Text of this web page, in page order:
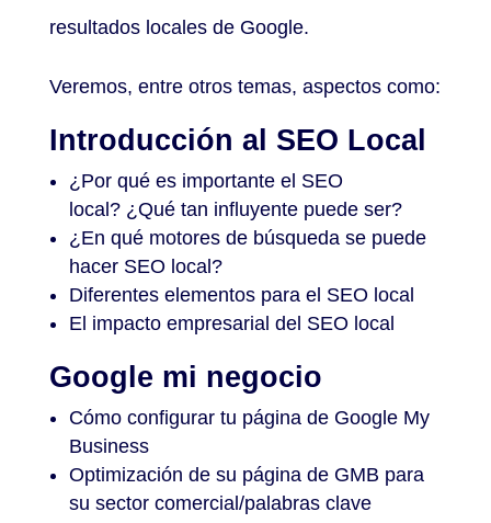
resultados locales de Google.
Veremos, entre otros temas, aspectos como:
Introducción al SEO Local
¿Por qué es importante el SEO
local? ¿Qué tan influyente puede ser?
¿En qué motores de búsqueda se puede
hacer SEO local?
Diferentes elementos para el SEO local
El impacto empresarial del SEO local
Google mi negocio
Cómo configurar tu página de Google My
Business
Optimización de su página de GMB para
su sector comercial/palabras clave